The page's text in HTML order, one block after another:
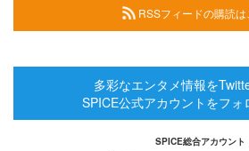
RSSフィードの購読は
多彩なエンタメ情報を
SPICE公式アカウントをフォ
SPICE総合アカウント